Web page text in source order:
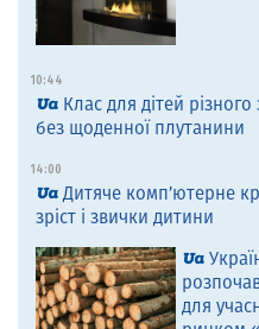
10:44
Клас для дітей
без щоденної плутанини
14:00
Дитяче комп’ютерне
зріст і звички дитини
для